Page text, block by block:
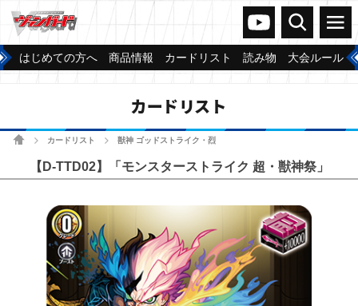
ヴァンガードch
検索 メニュー
はじめての方へ 商品情報 カードリスト 読み物 大会ルール
カードリスト
ホームカードリスト 獣神 ゴッドストライク・烈
【D-TTD02】「モンスターストライク 超・獣神祭」